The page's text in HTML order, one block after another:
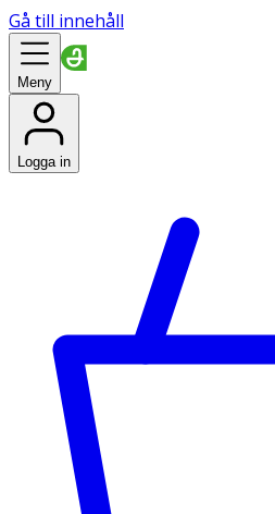
Gå till innehåll
Meny
Logga in